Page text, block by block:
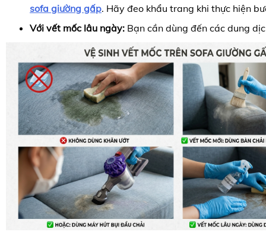
sofa giường gấp. Hãy đeo khẩu trang khi thực hiện
Với vết mốc lâu ngày: Bạn cần dùng đến các dung